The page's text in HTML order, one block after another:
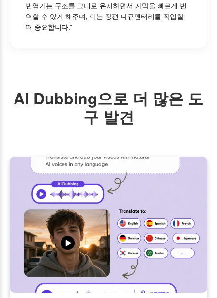
번역기는 구조를 그대로 유지하면서 자막을 빠르게 번
역할 수 있게 해주며, 이는 장편 다큐멘터리를 작업할
때 중요합니다.”
AI Dubbing으로 더 많은 도
구 발견